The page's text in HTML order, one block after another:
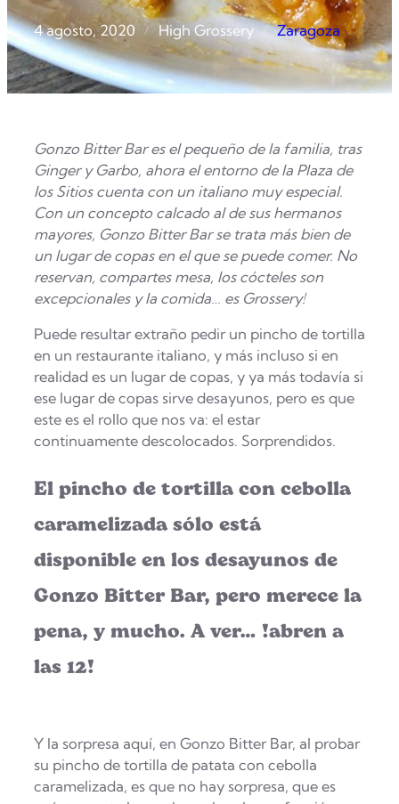
4 agosto, 2020 / High Grossery / Zaragoza
Gonzo Bitter Bar es el pequeño de la familia, tras
Ginger y Garbo, ahora el entorno de la Plaza de
los Sitios cuenta con un italiano muy especial.
Con un concepto calcado al de sus hermanos
mayores, Gonzo Bitter Bar se trata más bien de
un lugar de copas en el que se puede comer. No
reservan, compartes mesa, los cócteles son
excepcionales y la comida… es Grossery!
Puede resultar extraño pedir un pincho de tortilla
en un restaurante italiano, y más incluso si en
realidad es un lugar de copas, y ya más todavía si
ese lugar de copas sirve desayunos, pero es que
este es el rollo que nos va: el estar
continuamente descolocados. Sorprendidos.
El pincho de tortilla con cebolla
caramelizada sólo está
disponible en los desayunos de
Gonzo Bitter Bar, pero merece la
pena, y mucho. A ver… !abren a
las 12!
Y la sorpresa aquí, en Gonzo Bitter Bar, al probar
su pincho de tortilla de patata con cebolla
caramelizada, es que no hay sorpresa, que es